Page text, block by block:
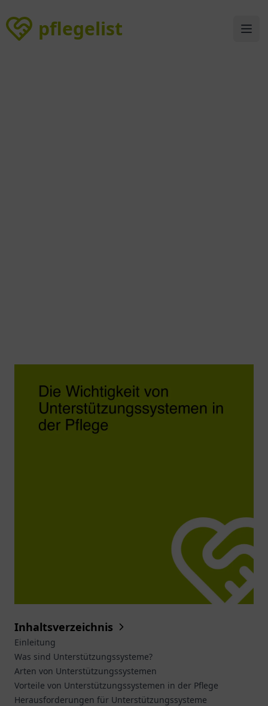
pflegelistpflegelist
Inhaltsverzeichnis
Einleitung
Was sind Unterstützungssysteme?
Arten von Unterstützungssystemen
Vorteile von Unterstützungssystemen in der Pflege
Herausforderungen für Unterstützungssysteme